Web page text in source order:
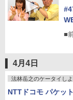
■
4月4日
法林岳之のケータイしよ
NTTドコモ パケッ